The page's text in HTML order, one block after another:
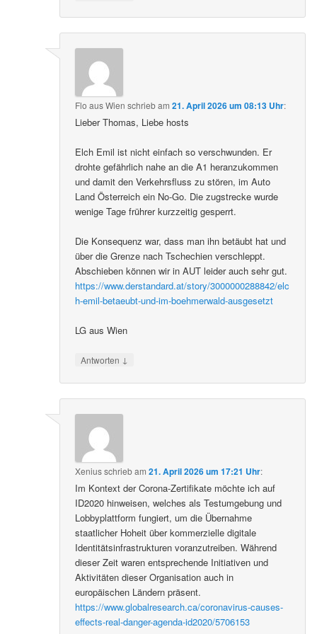
Flo aus Wien schriebam21. April 2026 um 08:13 Uhr:
Lieber Thomas, Liebe hosts
Elch Emil ist nicht einfach so verschwunden. Er
drohte gefährlich nahe an die A1 heranzukommen
und damit den Verkehrsfluss zu stören, im Auto
Land Österreich ein No-Go. Die zugstrecke wurde
wenige Tage frührer kurzzeitig gesperrt.
Die Konsequenz war, dass man ihn betäubt hat und
über die Grenze nach Tschechien verschleppt.
Abschieben können wir in AUT leider auch sehr gut.
https://www.derstandard.at/story/3000000288842/elc
h-emil-betaeubt-und-im-boehmerwald-ausgesetzt
LG aus Wien
Antworten ↓
Xeniusschriebam21. April 2026 um 17:21 Uhr:
Im Kontext der Corona-Zertifikate möchte ich auf
ID2020 hinweisen, welches als Testumgebung und
Lobbyplattform fungiert, um die Übernahme
staatlicher Hoheit über kommerzielle digitale
Identitätsinfrastrukturen voranzutreiben. Während
dieser Zeit waren entsprechende Initiativen und
Aktivitäten dieser Organisation auch in
europäischen Ländern präsent.
https://www.globalresearch.ca/coronavirus-causes-
effects-real-danger-agenda-id2020/5706153